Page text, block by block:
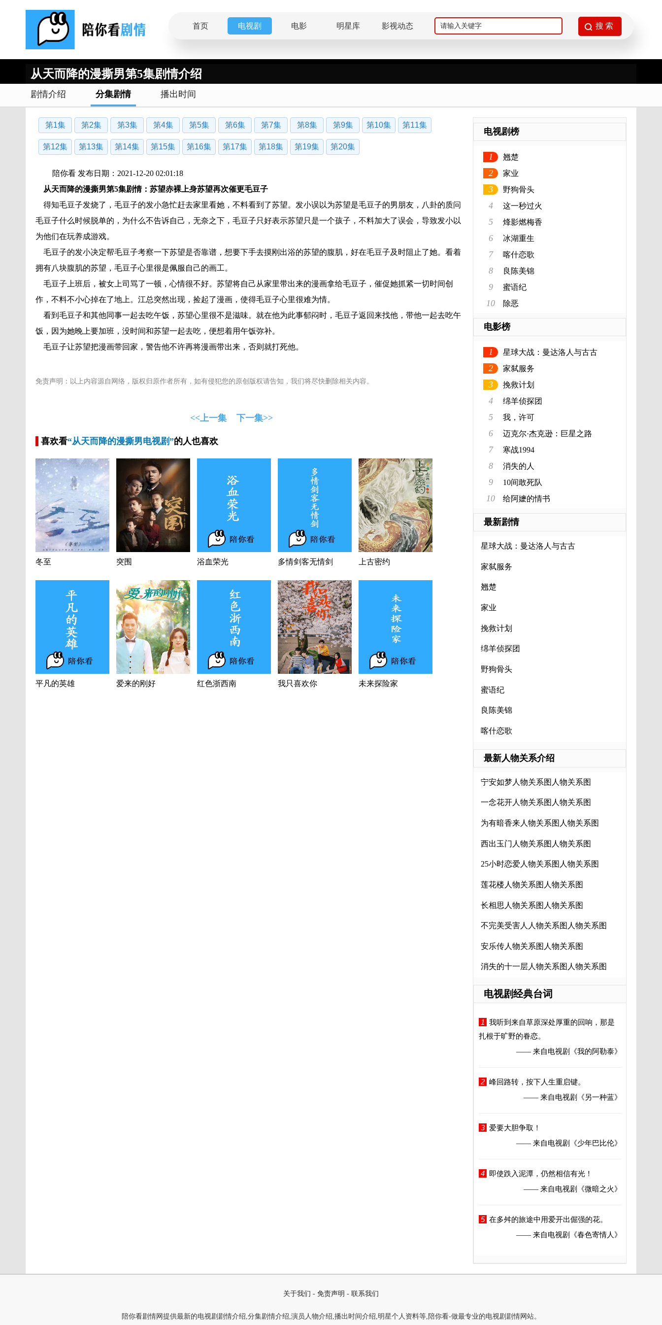
首页 电视剧 电影 明星库 影视动态
从天而降的漫撕男第5集剧情介绍
剧情介绍 分集剧情 播出时间
第1集 第2集 第3集 第4集 第5集 第6集 第7集 第8集 第9集 第10集 第11集
第12集 第13集 第14集 第15集 第16集 第17集 第18集 第19集 第20集
陪你看 发布日期：2021-12-20 02:01:18
从天而降的漫撕男第5集剧情：苏望赤裸上身苏望再次催更毛豆子
得知毛豆子发烧了，毛豆子的发小急忙赶去家里看她，不料看到了苏望。发小误以为苏望是毛豆子的男朋友，八卦的质问
毛豆子什么时候脱单的，为什么不告诉自己，无奈之下，毛豆子只好表示苏望只是一个孩子，不料加大了误会，导致发小以
为他们在玩养成游戏。
毛豆子的发小决定帮毛豆子考察一下苏望是否靠谱，想要下手去摸刚出浴的苏望的腹肌，好在毛豆子及时阻止了她。看着
拥有八块腹肌的苏望，毛豆子心里很是佩服自己的画工。
毛豆子上班后，被女上司骂了一顿，心情很不好。苏望将自己从家里带出来的漫画拿给毛豆子，催促她抓紧一切时间创
作，不料不小心掉在了地上。江总突然出现，捡起了漫画，使得毛豆子心里很难为情。
看到毛豆子和其他同事一起去吃午饭，苏望心里很不是滋味。就在他为此事郁闷时，毛豆子返回来找他，带他一起去吃午
饭，因为她晚上要加班，没时间和苏望一起去吃，便想着用午饭弥补。
毛豆子让苏望把漫画带回家，警告他不许再将漫画带出来，否则就打死他。
免责声明：以上内容源自网络，版权归原作者所有，如有侵犯您的原创版权请告知，我们将尽快删除相关内容。
<<上一集 下一集>>
喜欢看“从天而降的漫撕男电视剧”的人也喜欢
冬至 突围 浴血荣光 多情剑客无情剑 上古密约
平凡的英雄 爱来的刚好 红色浙西南 我只喜欢你 未来探险家
电视剧榜
1 翘楚
2 家业
3 野狗骨头
4 这一秒过火
5 烽影燃梅香
6 冰湖重生
7 喀什恋歌
8 良陈美锦
9 蜜语纪
10 除恶
电影榜
1 星球大战：曼达洛人与古古
2 家弑服务
3 挽救计划
4 绵羊侦探团
5 我，许可
6 迈克尔·杰克逊：巨星之路
7 寒战1994
8 消失的人
9 10间敢死队
10 给阿嬷的情书
最新剧情
星球大战：曼达洛人与古古
家弑服务
翘楚
家业
挽救计划
绵羊侦探团
野狗骨头
蜜语纪
良陈美锦
喀什恋歌
最新人物关系介绍
宁安如梦人物关系图人物关系图
一念花开人物关系图人物关系图
为有暗香来人物关系图人物关系图
西出玉门人物关系图人物关系图
25小时恋爱人物关系图人物关系图
莲花楼人物关系图人物关系图
长相思人物关系图人物关系图
不完美受害人人物关系图人物关系图
安乐传人物关系图人物关系图
消失的十一层人物关系图人物关系图
电视剧经典台词
1
我听到来自草原深处厚重的回响，那是
扎根于旷野的眷恋。
—— 来自电视剧
《我的阿勒泰》
2 峰回路转，按下人生重启键。
—— 来自电视剧
《另一种蓝》
3
爱要大胆争取！
—— 来自电视剧
《少年巴比伦》
4
即使跌入泥潭，仍然相信有光！
—— 来自电视剧
《微暗之火》
5 在多舛的旅途中用爱开出倔强的花。
—— 来自电视剧
《春色寄情人》
关于我们 - 免责声明 - 联系我们
陪你看剧情网提供最新的电视剧剧情介绍,分集剧情介绍,演员人物介绍,播出时间介绍,明星个人资料等,陪你看-做最专业的电视剧剧情网站。